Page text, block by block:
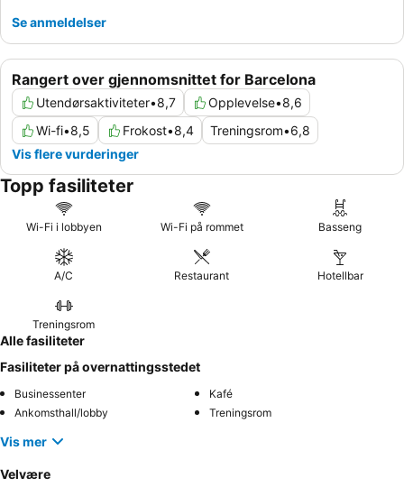
Rangert over gjennomsnittet for Barcelona
Utendørsaktiviteter•8,7 Opplevelse•8,6
Wi-fi•8,5 Frokost•8,4 Treningsrom•6,8
Vis flere vurderinger
Se anmeldelser
Topp fasiliteter
Wi-Fi i lobbyen Wi-Fi på rommet Basseng
A/C Restaurant Hotellbar
Treningsrom
Alle fasiliteter
Fasiliteter på overnattingsstedet
Businessenter
Kafé
Ankomsthall/lobby
Treningsrom
Vis mer
Velvære